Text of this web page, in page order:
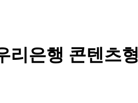
리은행 콘텐츠형